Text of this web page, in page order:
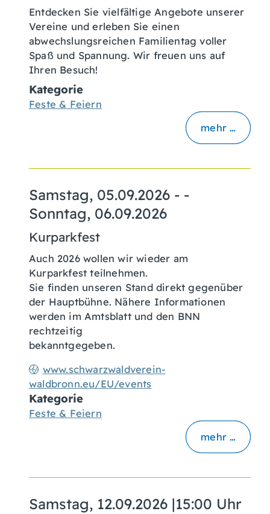
Entdecken Sie vielfältige Angebote unserer
Vereine und erleben Sie einen
abwechslungsreichen Familientag voller
Spaß und Spannung. Wir freuen uns auf
Ihren Besuch!
Kategorie
Feste & Feiern
mehr …
Samstag, 05.09.2026 - -
Sonntag, 06.09.2026
Kurparkfest
www.schwarzwaldverein-
waldbronn.eu/EU/events
Auch 2026 wollen wir wieder am
Kurparkfest teilnehmen.
Sie finden unseren Stand direkt gegenüber
der Hauptbühne. Nähere Informationen
werden im Amtsblatt und den BNN
rechtzeitig
bekanntgegeben.
Kategorie
Feste & Feiern
mehr …
Samstag, 12.09.2026 |15:00 Uhr